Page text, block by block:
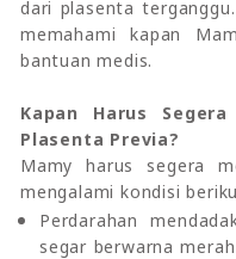
dari plasenta
memahami kapan
bantuan medis.
Kapan Harus
Plasenta Previa?
Mamy harus segera
mengalami kondisi
Perdarahan
segar berwarna